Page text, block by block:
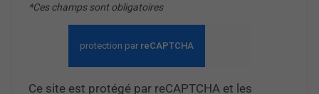
*Ces champs sont obligatoires
Ce site est protégé par reCAPTCHA et les